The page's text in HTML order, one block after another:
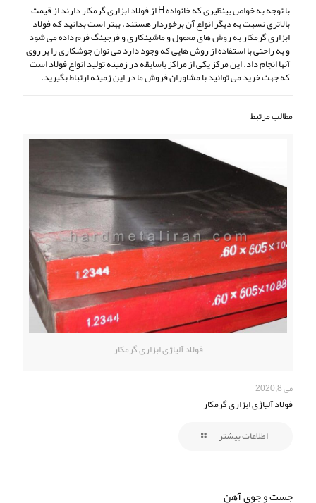
با توجه به خواص بینظیری که خانواده H از فولاد ابزاری گرمکار دارند از قیمت
بالاتری نسبت به دیگر انواع آن برخوردار هستند. بهتر است بدانید که فولاد
ابزاری گرمکار به روش های معمول و ماشینکاری و فرجینگ فرم داده می شود
و به راحتی با استفاده از روش هایی که وجود دارد می توان جوشکاری را بر روی
آنها انجام داد. این مرکز یکی از مراکز باسابقه در زمینه تولید انواع فولاد است
که جهت خرید می توانید با مشاوران فروش ما در این زمینه ارتباط بگیرید.
مطالب مرتبط
فولاد آلیاژی ابزاری گرمکار
می 8, 2020
فولاد آلیاژی ابزاری گرمکار
اطلاعات بیشتر
جست و جوی آهن